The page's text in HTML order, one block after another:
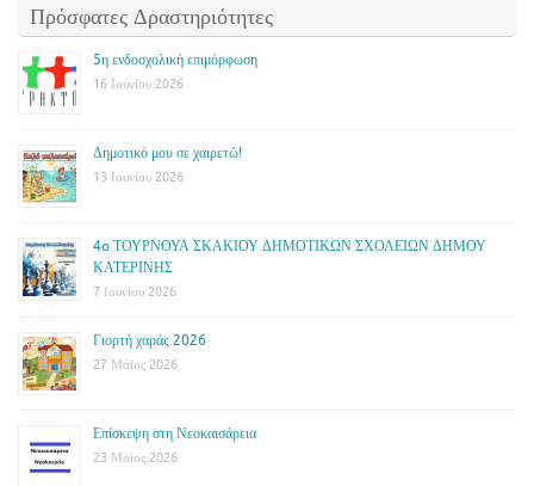
Πρόσφατες Δραστηριότητες
5η ενδοσχολική επιμόρφωση
16 Ιουνίου 2026
Δημοτικό μου σε χαιρετώ!
13 Ιουνίου 2026
4o ΤΟΥΡΝΟΥΑ ΣΚΑΚΙΟΥ ΔΗΜΟΤΙΚΩΝ ΣΧΟΛΕΙΩΝ ΔΗΜΟΥ
ΚΑΤΕΡΙΝΗΣ
7 Ιουνίου 2026
Γιορτή χαράς 2026
27 Μάϊος 2026
Επίσκεψη στη Νεοκαισάρεια
23 Μάϊος 2026